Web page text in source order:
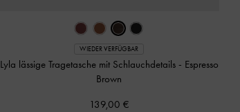
WIEDER VERFÜGBAR
Lyla lässige Tragetasche mit Schlauchdetails - Espresso
Brown
139,00 €